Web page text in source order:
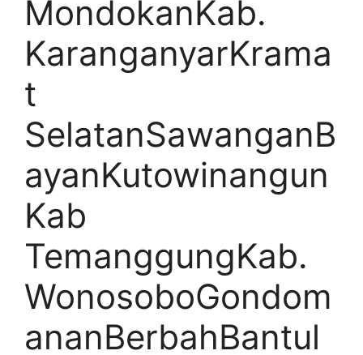
MondokanKab.
KaranganyarKrama
t
SelatanSawanganB
ayanKutowinangun
Kab
TemanggungKab.
WonosoboGondom
ananBerbahBantul